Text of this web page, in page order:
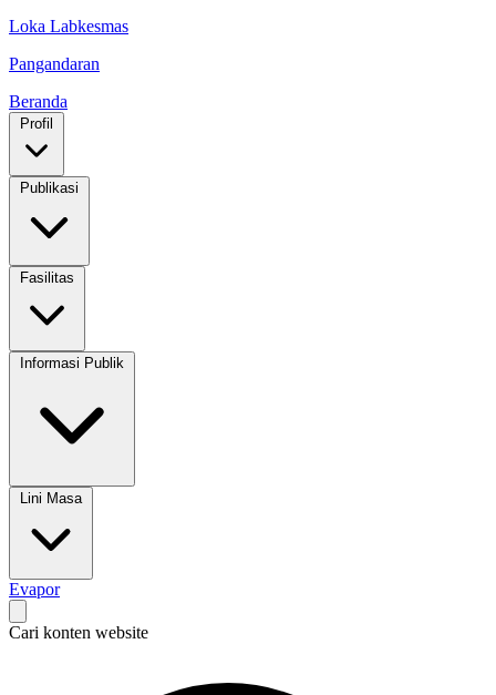
Loka Labkesmas
Pangandaran
Beranda
Profil
Publikasi
Fasilitas
Informasi Publik
Lini Masa
Evapor
Cari konten website